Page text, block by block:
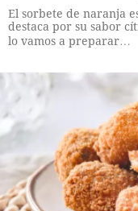
El sorbete de naranja
destaca por su sabor
lo vamos a preparar…